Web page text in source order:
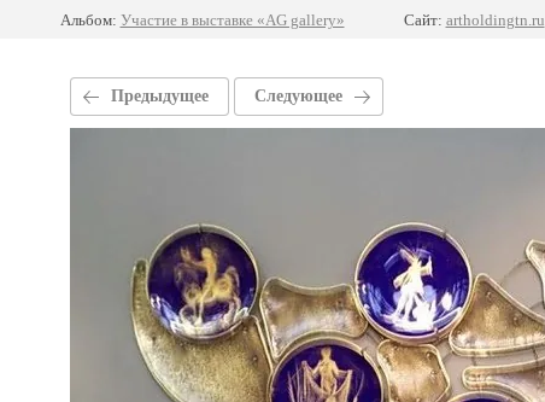
Альбом: Участие в выставке «AG gallery» Сайт: artholdingtn.ru
Предыдущее Следующее